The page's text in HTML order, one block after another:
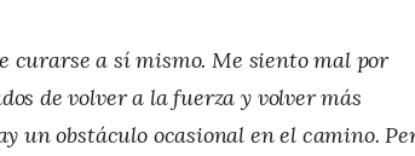
curarse a sí mismo. Me siento mal por
de volver a la fuerza y ​​volver más
un obstáculo ocasional en el camino.